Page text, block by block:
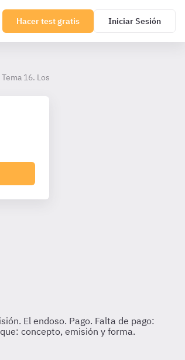
Hacer test gratis Iniciar Sesión
Tema 16. Los títulos valores.